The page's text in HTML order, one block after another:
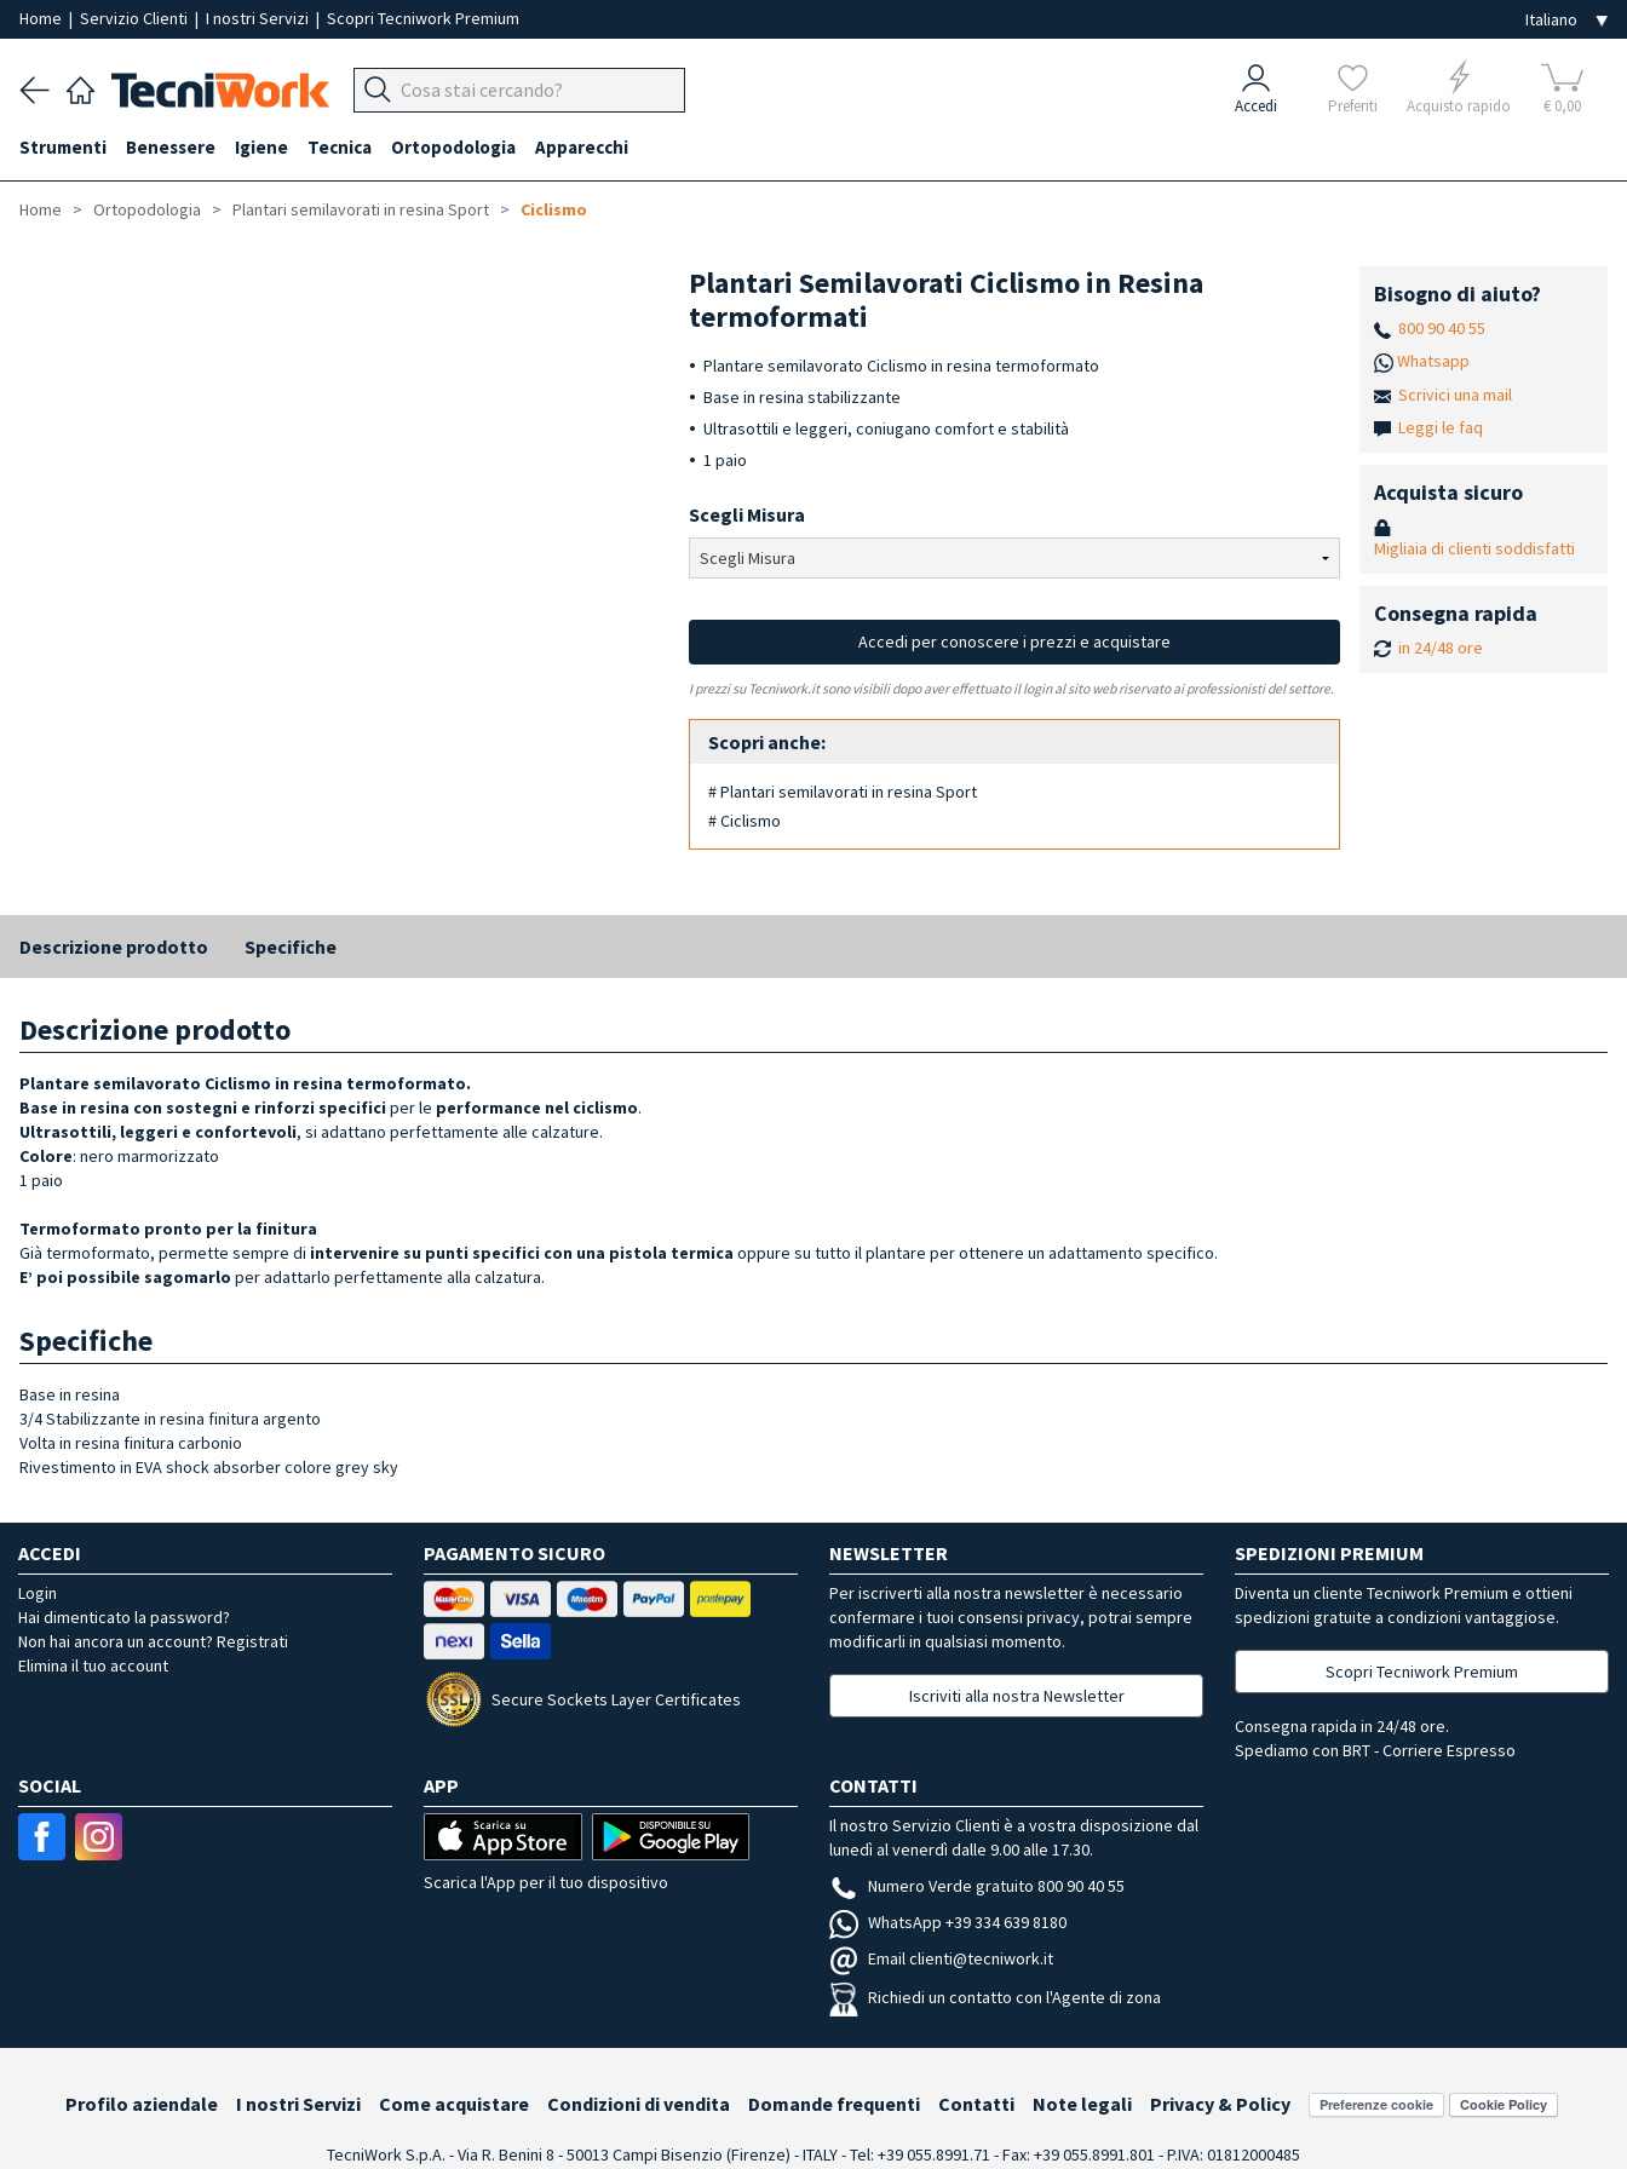
Home | Servizio Clienti | I nostri Servizi | Scopri Tecniwork Premium
Accedi Preferiti Acquisto rapido € 0,00
Strumenti Benessere Igiene Tecnica Ortopodologia Apparecchi
Home Ortopodologia Plantari semilavorati in resina Sport Ciclismo
Plantari Semilavorati Ciclismo in Resina
termoformati
Plantare semilavorato Ciclismo in resina termoformato
Base in resina stabilizzante
Ultrasottili e leggeri, coniugano comfort e stabilità
1 paio
Scegli Misura
Accedi per conoscere i prezzi e acquistare
I prezzi su Tecniwork.it sono visibili dopo aver effettuato il login al sito web riservato ai professionisti del settore.
Scopri anche:
# Plantari semilavorati in resina Sport
# Ciclismo
Bisogno di aiuto?
800 90 40 55
Whatsapp
Scrivici una mail
Leggi le faq
Acquista sicuro
Migliaia di clienti soddisfatti
Consegna rapida
in 24/48 ore
Descrizione prodotto Specifiche
Descrizione prodotto
Plantare semilavorato Ciclismo in resina termoformato.
Base in resina con sostegni e rinforzi specifici per le performance nel ciclismo.
Ultrasottili, leggeri e confortevoli, si adattano perfettamente alle calzature.
Colore: nero marmorizzato
1 paio
Termoformato pronto per la finitura
Già termoformato, permette sempre di intervenire su punti specifici con una pistola termica oppure su tutto il plantare per ottenere un adattamento specifico.
E’ poi possibile sagomarlo per adattarlo perfettamente alla calzatura.
Specifiche
Base in resina
3/4 Stabilizzante in resina finitura argento
Volta in resina finitura carbonio
Rivestimento in EVA shock absorber colore grey sky
ACCEDI
Login
Hai dimenticato la password?
Non hai ancora un account? Registrati
Elimina il tuo account
PAGAMENTO SICURO
Secure Sockets Layer Certificates
NEWSLETTER
Per iscriverti alla nostra newsletter è necessario
confermare i tuoi consensi privacy, potrai sempre
modificarli in qualsiasi momento.
Iscriviti alla nostra Newsletter
SPEDIZIONI PREMIUM
Diventa un cliente Tecniwork Premium e ottieni
spedizioni gratuite a condizioni vantaggiose.
Scopri Tecniwork Premium
Consegna rapida in 24/48 ore.
Spediamo con BRT - Corriere Espresso
SOCIAL APP
Scarica l'App per il tuo dispositivo
CONTATTI
Il nostro Servizio Clienti è a vostra disposizione dal
lunedì al venerdì dalle 9.00 alle 17.30.
Numero Verde gratuito 800 90 40 55
WhatsApp +39 334 639 8180
Email clienti@tecniwork.it
Richiedi un contatto con l'Agente di zona
Profilo aziendale I nostri Servizi Come acquistare Condizioni di vendita Domande frequenti Contatti Note legali Privacy & Policy Preferenze cookie
TecniWork S.p.A. - Via R. Benini 8 - 50013 Campi Bisenzio (Firenze) - ITALY - Tel: +39 055.8991.71 - Fax: +39 055.8991.801 - P.IVA: 01812000485